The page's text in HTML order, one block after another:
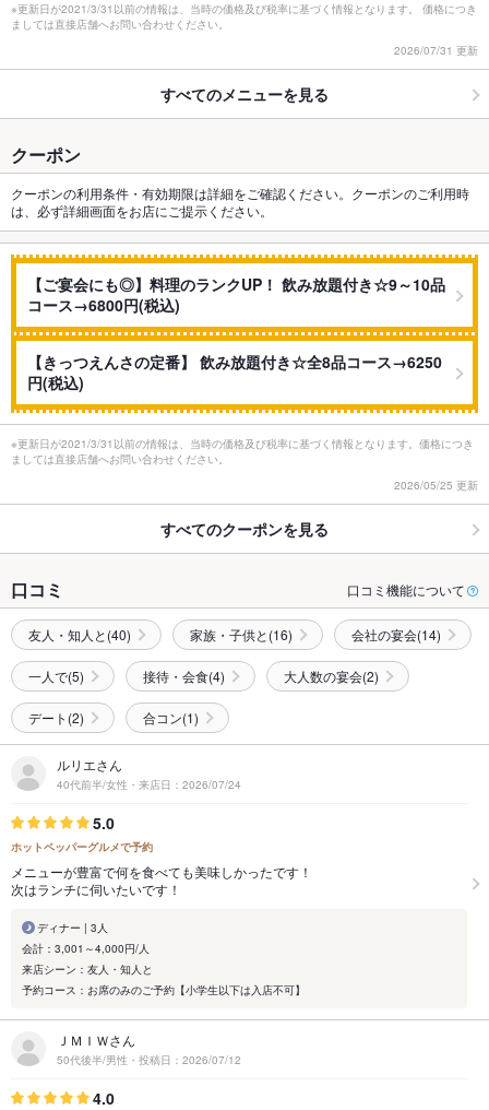
※更新日が2021/3/31以前の情報は、当時の価格及び税率に基づく情報となります。 価格につき
ましては直接店舗へお問い合わせください。
2026/07/31 更新
すべてのメニューを見る
クーポン
クーポンの利用条件・有効期限は詳細をご確認ください。クーポンのご利用時
は、必ず詳細画面をお店にご提示ください。
【ご宴会にも◎】料理のランクUP！ 飲み放題付き☆9～10品
コース→6800円(税込)
【きっつえんさの定番】 飲み放題付き☆全8品コース→6250
円(税込)
※更新日が2021/3/31以前の情報は、当時の価格及び税率に基づく情報となります。価格につき
ましては直接店舗へお問い合わせください。
2026/05/25 更新
すべてのクーポンを見る
口コミ 口コミ機能について
友人・知人と(40) 家族・子供と(16) 会社の宴会(14)
一人で(5) 接待・会食(4) 大人数の宴会(2)
デート(2) 合コン(1)
ルリエさん
40代前半/女性・来店日：2026/07/24
5.0
ホットペッパーグルメで予約
メニューが豊富で何を食べても美味しかったです！
次はランチに伺いたいです！
ディナー | 3人
会計：3,001～4,000円/人
来店シーン：友人・知人と
予約コース：お席のみのご予約【小学生以下は入店不可】
ＪＭＩＷさん
50代後半/男性・投稿日：2026/07/12
4.0